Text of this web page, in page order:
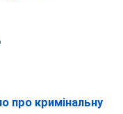
про кримінальну